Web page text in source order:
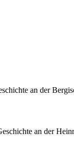
an der
an der